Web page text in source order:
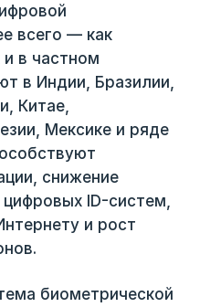
всего — как
и в частном
в Индии, Бразилии,
Китае,
Мексике и ряде
снижение
ID-систем,
и рост
биометрической